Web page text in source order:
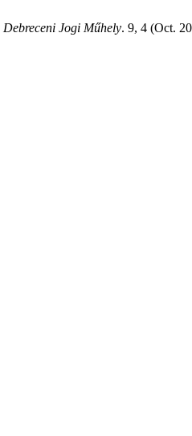
Debreceni Jogi Műhely. 9, 4 (Oct.